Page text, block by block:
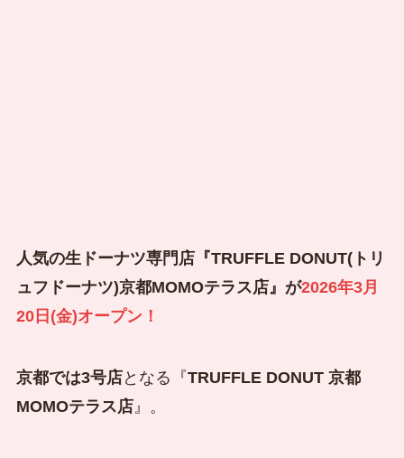
人気の生ドーナツ専門店『TRUFFLE DONUT(トリ
ュフドーナツ)京都MOMOテラス店』が2026年3月
20日(金)オープン！
京都では3号店となる『TRUFFLE DONUT 京都
MOMOテラス店』。